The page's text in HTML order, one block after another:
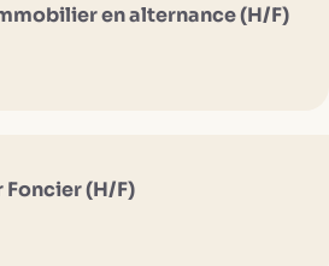
en alternance (H/F)
(H/F)